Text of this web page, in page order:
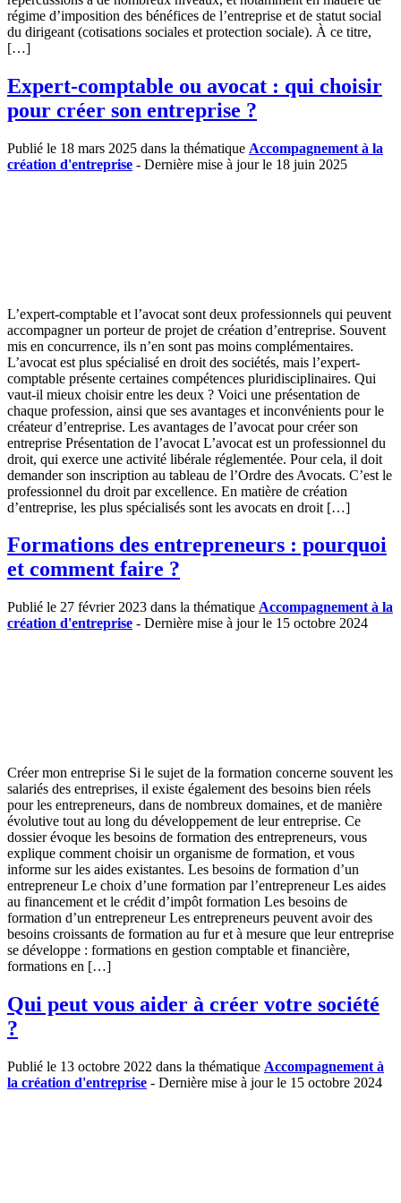
régime d’imposition des bénéfices de l’entreprise et de statut social
du dirigeant (cotisations sociales et protection sociale). À ce titre,
[…]
Expert-comptable ou avocat : qui choisir
pour créer son entreprise ?
Publié le 18 mars 2025 dans la thématique Accompagnement à la
création d'entreprise - Dernière mise à jour le 18 juin 2025
L’expert-comptable et l’avocat sont deux professionnels qui peuvent
accompagner un porteur de projet de création d’entreprise. Souvent
mis en concurrence, ils n’en sont pas moins complémentaires.
L’avocat est plus spécialisé en droit des sociétés, mais l’expert-
comptable présente certaines compétences pluridisciplinaires. Qui
vaut-il mieux choisir entre les deux ? Voici une présentation de
chaque profession, ainsi que ses avantages et inconvénients pour le
créateur d’entreprise. Les avantages de l’avocat pour créer son
entreprise Présentation de l’avocat L’avocat est un professionnel du
droit, qui exerce une activité libérale réglementée. Pour cela, il doit
demander son inscription au tableau de l’Ordre des Avocats. C’est le
professionnel du droit par excellence. En matière de création
d’entreprise, les plus spécialisés sont les avocats en droit […]
Formations des entrepreneurs : pourquoi
et comment faire ?
Publié le 27 février 2023 dans la thématique Accompagnement à la
création d'entreprise - Dernière mise à jour le 15 octobre 2024
Créer mon entreprise Si le sujet de la formation concerne souvent les
salariés des entreprises, il existe également des besoins bien réels
pour les entrepreneurs, dans de nombreux domaines, et de manière
évolutive tout au long du développement de leur entreprise. Ce
dossier évoque les besoins de formation des entrepreneurs, vous
explique comment choisir un organisme de formation, et vous
informe sur les aides existantes. Les besoins de formation d’un
entrepreneur Le choix d’une formation par l’entrepreneur Les aides
au financement et le crédit d’impôt formation Les besoins de
formation d’un entrepreneur Les entrepreneurs peuvent avoir des
besoins croissants de formation au fur et à mesure que leur entreprise
se développe : formations en gestion comptable et financière,
formations en […]
Qui peut vous aider à créer votre société
?
Publié le 13 octobre 2022 dans la thématique Accompagnement à
la création d'entreprise - Dernière mise à jour le 15 octobre 2024